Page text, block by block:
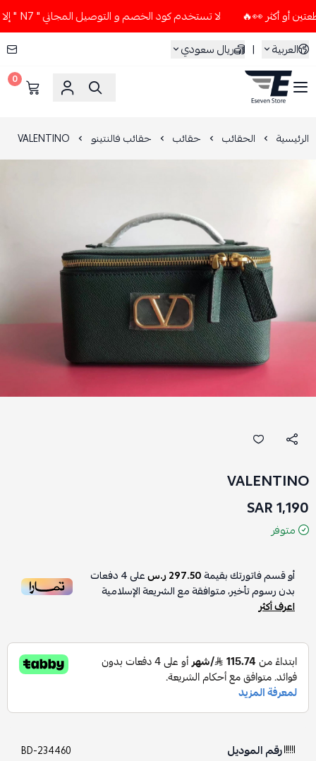
لا تستخدم كود الخصم و التوصيل المجاني " N7 " إلا إذا طلبت قطعتين أو أكثر 👀🔥
العربية
| ريال سعودي
ESEVEN STORE
0
الرئيسية الحقائب حقائب حقائب فالنتينو VALENTINO
VALENTINO
1,190 SAR
متوفر
أو قسم فاتورتك بقيمة297.50 ر.س على4دفعات
بدون رسوم تأخير، متوافقة مع الشريعة الإسلامية
اعرف أكثر
رقم الموديل BD-234460